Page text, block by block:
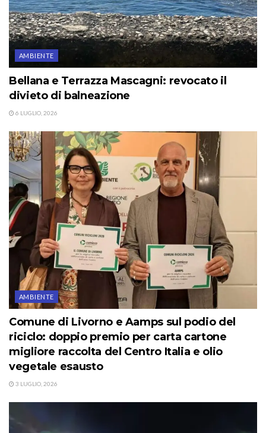
AMBIENTE
Bellana e Terrazza Mascagni: revocato il
divieto di balneazione
6 LUGLIO, 2026
AMBIENTE
Comune di Livorno e Aamps sul podio del
riciclo: doppio premio per carta cartone
migliore raccolta del Centro Italia e olio
vegetale esausto
3 LUGLIO, 2026